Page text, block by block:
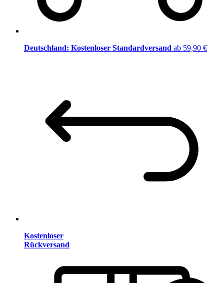
Deutschland: Kostenloser Standardversand ab 59,90 €
Kostenloser
Rückversand